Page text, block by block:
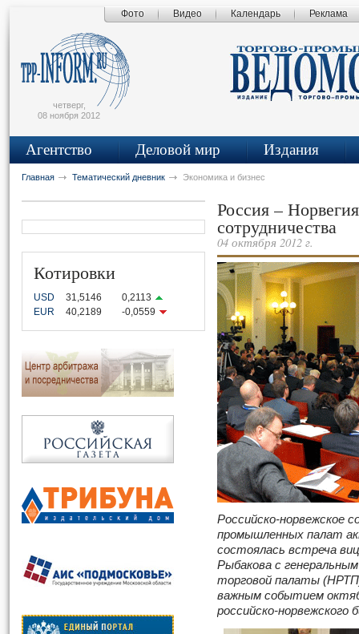
Фото Видео Календарь Реклама
четверг,
08 ноября 2012
Агентство Деловой мир Издания
Главная Тематический дневник Экономика и бизнес
Котировки
USD 31,5146
0,2113
EUR
40,2189 -0,0559
Россия –
сотрудничества
04 октября 2012 г.
Российско-норвежское
промышленных палат
состоялась встреча
Рыбакова с
торговой палаты
важным событием
российско-норвежского